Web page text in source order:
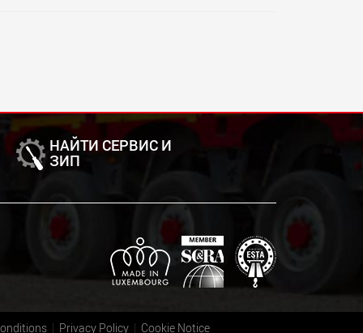
НАЙТИ СЕРВИС И
ЗИП
Privacy Policy Cookie Notice